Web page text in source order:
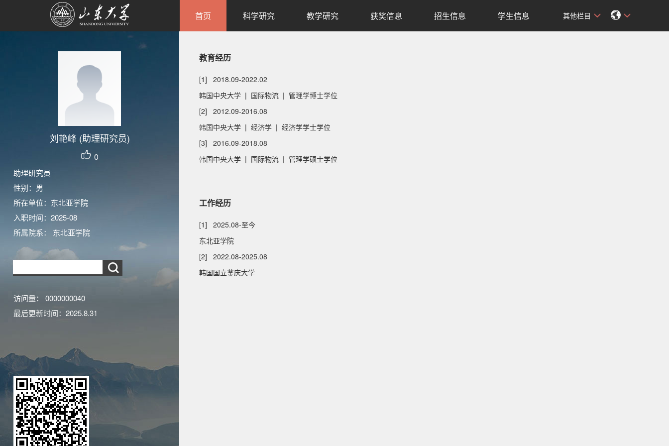
刘艳峰 (助理研究员)
0
助理研究员
性别：男
所在单位：东北亚学院
入职时间：2025-08
所属院系： 东北亚学院
访问量： 0000000040
最后更新时间： 2025.8.31
首页 科学研究 教学研究 获奖信息 招生信息 学生信息 其他栏目
教育经历
[1] 2018.09-2022.02
韩国中央大学 | 国际物流 | 管理学博士学位
[2] 2012.09-2016.08
韩国中央大学 | 经济学 | 经济学学士学位
[3] 2016.09-2018.08
韩国中央大学 | 国际物流 | 管理学硕士学位
工作经历
[1] 2025.08-至今
东北亚学院
[2] 2022.08-2025.08
韩国国立釜庆大学